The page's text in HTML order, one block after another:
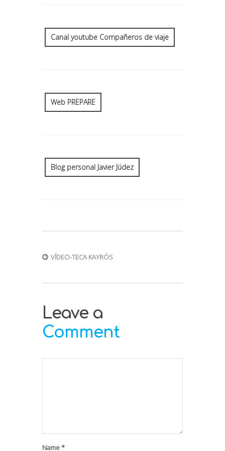
Canal youtube Compañeros de viaje
Web PREPARE
Blog personal Javier Júdez
VÍDEO-TECA KAYRÓS
Leave a
Comment
Name*